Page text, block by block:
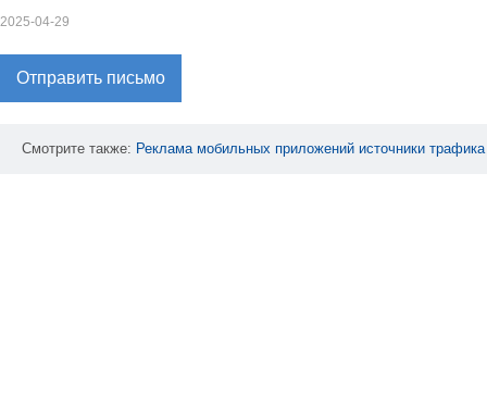
2025-04-29
Отправить письмо
Смотрите также: Реклама мобильных приложений источники трафика